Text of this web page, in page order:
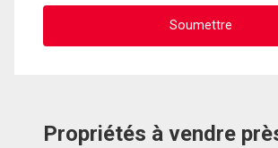
Propriétés à vendre